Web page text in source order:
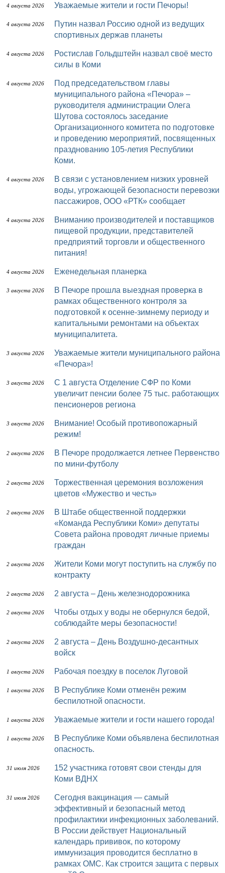
4 августа 2026 Уважаемые жители и гости Печоры!
4 августа 2026
Путин назвал Россию одной из ведущих
спортивных держав планеты
4 августа 2026
Ростислав Гольдштейн назвал своё место
силы в Коми
4 августа 2026
Под председательством главы
муниципального района «Печора» –
руководителя администрации Олега
Шутова состоялось заседание
Организационного комитета по подготовке
и проведению мероприятий, посвященных
празднованию 105-летия Республики
Коми.
4 августа 2026
В связи с установлением низких уровней
воды, угрожающей безопасности перевозки
пассажиров, ООО «РТК» сообщает
4 августа 2026
Вниманию производителей и поставщиков
пищевой продукции, представителей
предприятий торговли и общественного
питания!
4 августа 2026 Еженедельная планерка
3 августа 2026
В Печоре прошла выездная проверка в
рамках общественного контроля за
подготовкой к осенне-зимнему периоду и
капитальными ремонтами на объектах
муниципалитета.
3 августа 2026
Уважаемые жители муниципального района
«Печора»!
3 августа 2026
С 1 августа Отделение СФР по Коми
увеличит пенсии более 75 тыс. работающих
пенсионеров региона
3 августа 2026
Внимание! Особый противопожарный
режим!
2 августа 2026
В Печоре продолжается летнее Первенство
по мини-футболу
2 августа 2026
Торжественная церемония возложения
цветов «Мужество и честь»
2 августа 2026
В Штабе общественной поддержки
«Команда Республики Коми» депутаты
Совета района проводят личные приемы
граждан
2 августа 2026
Жители Коми могут поступить на службу по
контракту
2 августа 2026 2 августа – День железнодорожника
2 августа 2026
Чтобы отдых у воды не обернулся бедой,
соблюдайте меры безопасности!
2 августа 2026
2 августа – День Воздушно-десантных
войск
1 августа 2026 Рабочая поездку в поселок Луговой
1 августа 2026
В Республике Коми отменён режим
беспилотной опасности.
1 августа 2026 Уважаемые жители и гости нашего города!
1 августа 2026
В Республике Коми объявлена беспилотная
опасность.
31 июля 2026
152 участника готовят свои стенды для
Коми ВДНХ
31 июля 2026
Сегодня вакцинация — самый
эффективный и безопасный метод
профилактики инфекционных заболеваний.
В России действует Национальный
календарь прививок, по которому
иммунизация проводится бесплатно в
рамках ОМС. Как строится защита с первых